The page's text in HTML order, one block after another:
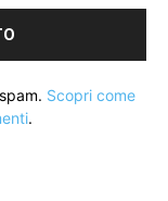
Scopri come
.